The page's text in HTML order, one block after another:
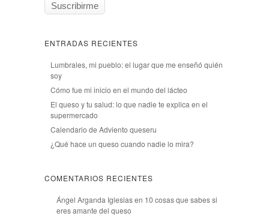
ENTRADAS RECIENTES
Lumbrales, mi pueblo: el lugar que me enseñó quién
soy
Cómo fue mi inicio en el mundo del lácteo
El queso y tu salud: lo que nadie te explica en el
supermercado
Calendario de Adviento queseru
¿Qué hace un queso cuando nadie lo mira?
COMENTARIOS RECIENTES
Ángel Arganda Iglesiasen 10 cosas que sabes si
eres amante del queso